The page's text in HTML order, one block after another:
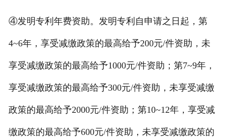
④发明专利年费资助。发明专利自申请之日起，第
4~6年，享受减缴政策的最高给予200元/件资助，未
享受减缴政策的最高给予1000元/件资助；第7~9年，
享受减缴政策的最高给予300元/件资助，未享受减缴
政策的最高给予2000元/件资助；第10~12年，享受减
缴政策的最高给予600元/件资助，未享受减缴政策的